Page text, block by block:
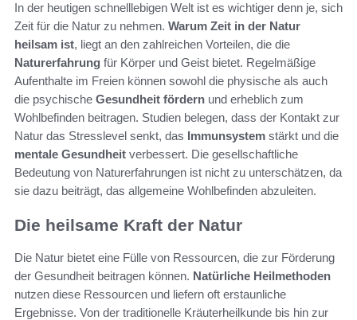
In der heutigen schnelllebigen Welt ist es wichtiger denn je, sich
Zeit für die Natur zu nehmen. Warum Zeit in der Natur
heilsam ist, liegt an den zahlreichen Vorteilen, die die
Naturerfahrung für Körper und Geist bietet. Regelmäßige
Aufenthalte im Freien können sowohl die physische als auch
die psychische Gesundheit fördern und erheblich zum
Wohlbefinden beitragen. Studien belegen, dass der Kontakt zur
Natur das Stresslevel senkt, das Immunsystem stärkt und die
mentale Gesundheit verbessert. Die gesellschaftliche
Bedeutung von Naturerfahrungen ist nicht zu unterschätzen, da
sie dazu beiträgt, das allgemeine Wohlbefinden abzuleiten.
Die heilsame Kraft der Natur
Die Natur bietet eine Fülle von Ressourcen, die zur Förderung
der Gesundheit beitragen können. Natürliche Heilmethoden
nutzen diese Ressourcen und liefern oft erstaunliche
Ergebnisse. Von der traditionelle Kräuterheilkunde bis hin zur